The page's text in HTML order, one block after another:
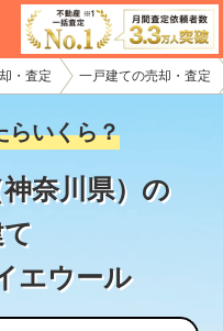
・査定 一戸建ての売却・査定
らいくら？
奈川県）の
エウール